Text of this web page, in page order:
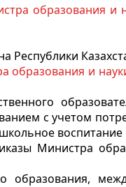
образования и
Республики
образования и
с учетом
Министра
образования,